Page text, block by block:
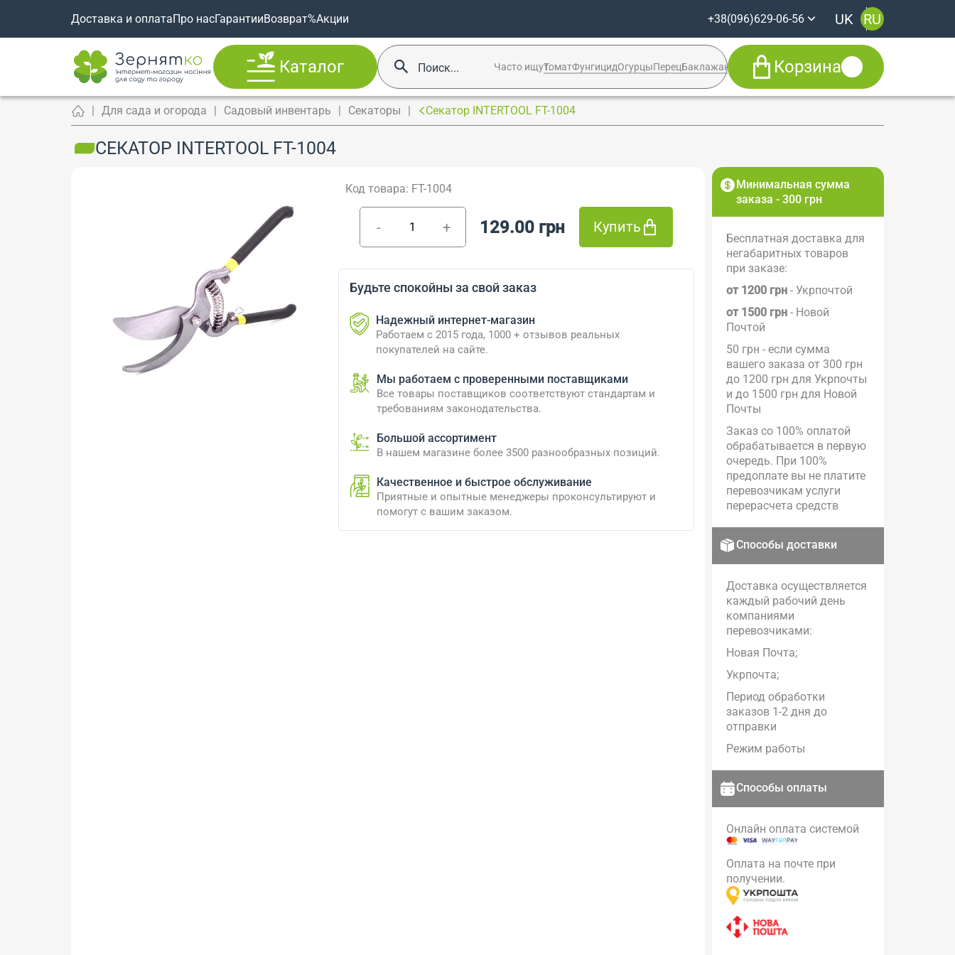
Доставка и оплатаПро насГарантииВозврат%Акции +38(096)629-06-56 UK RU
Каталог Часто ищут:ТоматФунгицидОгурцыПерецБаклажан Кабачок Syngenta
Корзина
Для сада и огорода Садовый инвентарь Секаторы Секатор INTERTOOL FT-1004
СЕКАТОР INTERTOOL FT-1004
Код товара: FT-1004
- + 129.00 грн Купить
Будьте спокойны за свой заказ
Надежный интернет-магазин
Работаем с 2015 года, 1000 + отзывов реальных
покупателей на сайте.
Мы работаем с проверенными поставщиками
Все товары поставщиков соответствуют стандартам и
требованиям законодательства.
Большой ассортимент
В нашем магазине более 3500 разнообразных позиций.
Качественное и быстрое обслуживание
Приятные и опытные менеджеры проконсультируют и
помогут с вашим заказом.
Минимальная сумма
заказа - 300 грн
Бесплатная доставка для
негабаритных товаров
при заказе:
от 1200 грн - Укрпочтой
от 1500 грн - Новой
Почтой
50 грн - если сумма
вашего заказа от 300 грн
до 1200 грн для Укрпочты
и до 1500 грн для Новой
Почты
Заказ со 100% оплатой
обрабатывается в первую
очередь. При 100%
предоплате вы не платите
перевозчикам услуги
перерасчета средств
Способы доставки
Доставка осуществляется
каждый рабочий день
компаниями
перевозчиками:
Новая Почта;
Укрпочта;
Период обработки
заказов 1-2 дня до
отправки
Режим работы
Способы оплаты
Онлайн оплата системой
Оплата на почте при
получении.